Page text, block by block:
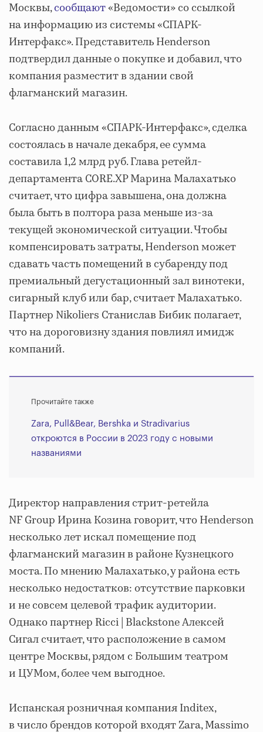
Москвы,сообщают«Ведомости» со ссылкой
на информацию из системы «СПАРК-
Интерфакс». Представитель Henderson
подтвердил данные о покупке и добавил, что
компания разместит в здании свой
флагманский магазин.
Согласно данным «СПАРК-Интерфакс», сделка
состоялась в начале декабря, ее сумма
составила 1,2 млрд руб. Глава ретейл-
департамента CORE.XP Марина Малахатько
считает, что цифра завышена, она должна
была быть в полтора раза меньше из-за
текущей экономической ситуации. Чтобы
компенсировать затраты, Henderson может
сдавать часть помещений в субаренду под
премиальный дегустационный зал винотеки,
сигарный клуб или бар, считает Малахатько.
Партнер Nikoliers Станислав Бибик полагает,
что на дороговизну здания повлиял имидж
компаний.
Прочитайте также
Zara, Pull&Bear, Bershka и Stradivarius
откроются в России в 2023 году с новыми
названиями
Директор направления стрит-ретейла
NF Group Ирина Козина говорит, что Henderson
несколько лет искал помещение под
флагманский магазин в районе Кузнецкого
моста. По мнению Малахатько, у района есть
несколько недостатков: отсутствие парковки
и не совсем целевой трафик аудитории.
Однако партнер Ricci | Blackstone Алексей
Сигал считает, что расположение в самом
центре Москвы, рядом с Большим театром
и ЦУМом, более чем выгодное.
Испанская розничная компания Inditex,
в число брендов которой входят Zara, Massimo